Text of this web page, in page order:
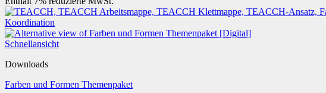
Schnellansicht
Downloads
Farben und Formen Themenpaket